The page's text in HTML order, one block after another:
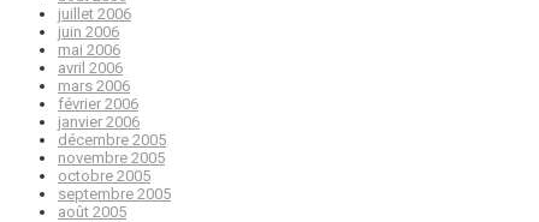
juillet 2006
juin 2006
mai 2006
avril 2006
mars 2006
février 2006
janvier 2006
décembre 2005
novembre 2005
octobre 2005
septembre 2005
août 2005